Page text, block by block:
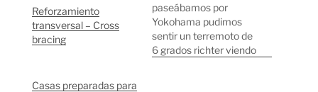
Reforzamiento
transversal – Cross
bracing
paseábamos por
Yokohama pudimos
sentir un terremoto de
6 grados richter viendo
Casas preparadas para